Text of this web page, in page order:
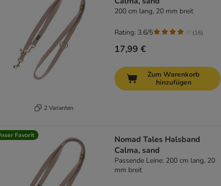
2 Varianten
200 cm lang, 20 mm breit
17,99 €
Rating: 3.6/5 (16)
Zum Warenkorb
hinzufügen
Favorit
Nomad Tales Halsband
Calma, sand
Passende Leine: 200 cm lang, 20
mm breit